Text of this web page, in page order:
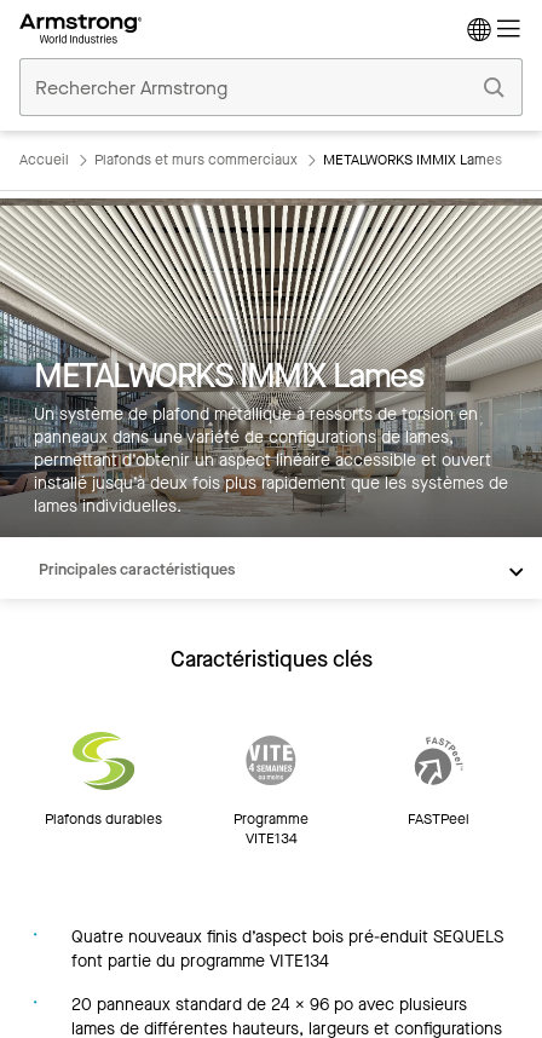
Plafonds
Commerciaux
Accueil Plafonds et murs commerciaux METALWORKS IMMIX Lames
METALWORKS IMMIX Lames
Un système de plafond métallique à ressorts de torsion en
panneaux dans une variété de configurations de lames,
permettant d’obtenir un aspect linéaire accessible et ouvert
installé jusqu’à deux fois plus rapidement que les systèmes de
lames individuelles.
Principales caractéristiques
Ressources
Caractéristiques clés
Plafonds durables
Programme
VITE134
FASTPeel
Quatre nouveaux finis d’aspect bois pré-enduit SEQUELS
font partie du programme VITE134
20 panneaux standard de 24 x 96 po avec plusieurs
lames de différentes hauteurs, largeurs et configurations